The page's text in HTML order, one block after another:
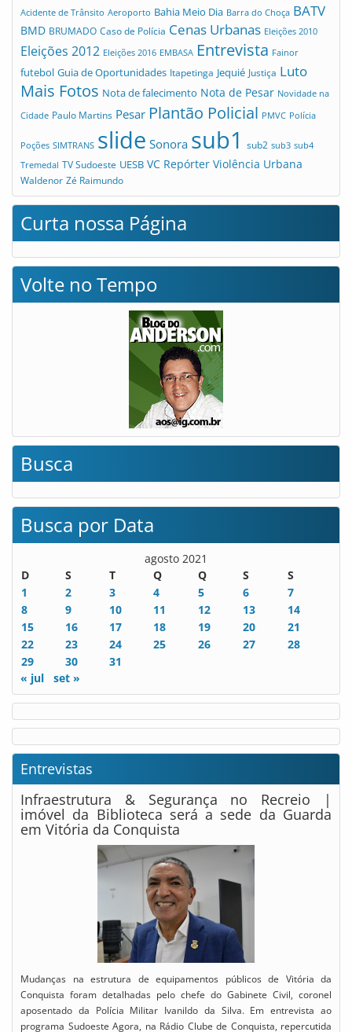
Acidente de Trânsito Aeroporto Bahia Meio Dia Barra do Choça BATV
BMD BRUMADO Caso de Polícia Cenas Urbanas Eleições 2010
Eleições 2012 Eleições 2016 EMBASA Entrevista Fainor
futebol Guia de Oportunidades Itapetinga Jequié Justiça Luto
Mais Fotos Nota de falecimento Nota de Pesar Novidade na
Cidade Paulo Martins Pesar Plantão Policial PMVC Polícia
Poções SIMTRANS slide Sonora sub1 sub2 sub3 sub4
Tremedal TV Sudoeste UESB VC Repórter Violência Urbana
Waldenor Zé Raimundo
Curta nossa Página
Volte no Tempo
Busca
Busca por Data
agosto 2021
D
S T Q Q S
S
1
2 3 4 5 6
7
8
9 10 11 12 13
14
15
16 17 18 19 20
21
22
23 24 25 26 27
28
29
30
31
« jul
set »
Entrevistas
Infraestrutura & Segurança no Recreio |
imóvel da Biblioteca será a sede da Guarda
em Vitória da Conquista
Mudanças na estrutura de equipamentos públicos de Vitória da
Conquista foram detalhadas pelo chefe do Gabinete Civil, coronel
aposentado da Polícia Militar Ivanildo da Silva. Em entrevista ao
programa Sudoeste Agora, na Rádio Clube de Conquista, repercutida